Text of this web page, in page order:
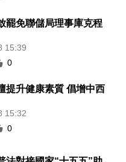
罷免聯儲局理事庫克程
15:39
0
提升健康素質 倡增中西
15:32
0